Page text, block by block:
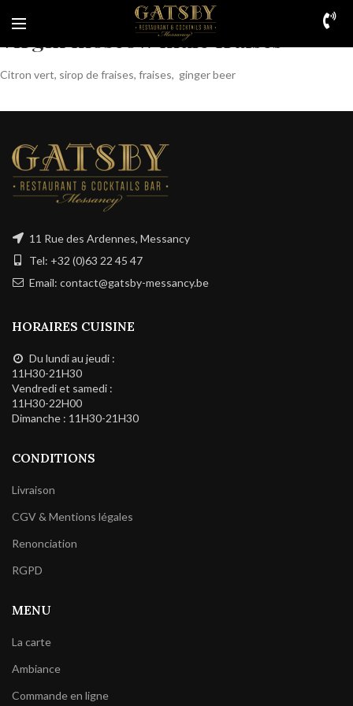
Virgin moscow mule fraises
Citron vert, sirop de fraises, fraises, ginger beer
11 Rue des Ardennes, Messancy
Tel: +32 (0)63 22 45 47
Email: contact@gatsby-messancy.be
HORAIRES CUISINE
Du lundi au jeudi :
11H30-21H30
Vendredi et samedi :
11H30-22H00
Dimanche : 11H30-21H30
CONDITIONS
Livraison
CGV & Mentions légales
Renonciation
RGPD
MENU
La carte
Ambiance
Commande en ligne